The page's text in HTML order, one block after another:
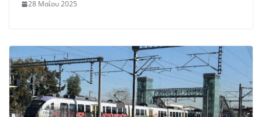
28 Μαΐου 2025